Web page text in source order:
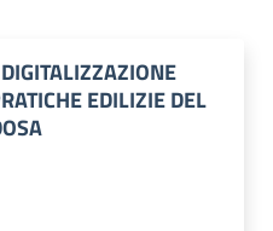
EDILIZIE DEL